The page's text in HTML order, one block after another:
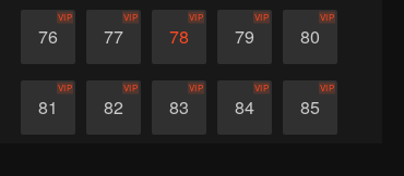
76
VIP
77
VIP
78
VIP
79
VIP
80
VIP
81
VIP
82
VIP
83
VIP
84
VIP
85
VIP